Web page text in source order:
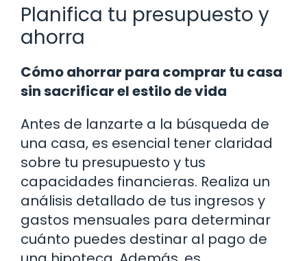
Planifica tu presupuesto y
ahorra
Cómo ahorrar para comprar tu casa
sin sacrificar el estilo de vida
Antes de lanzarte a la búsqueda de
una casa, es esencial tener claridad
sobre tu presupuesto y tus
capacidades financieras. Realiza un
análisis detallado de tus ingresos y
gastos mensuales para determinar
cuánto puedes destinar al pago de